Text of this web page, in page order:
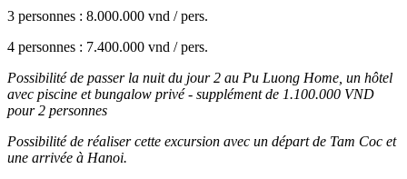
3 personnes : 8.000.000 vnd / pers.
4 personnes : 7.400.000 vnd / pers.
Possibilité de passer la nuit du jour 2 au Pu Luong Home, un hôtel
avec piscine et bungalow privé - supplément de 1.100.000 VND
pour 2 personnes
Possibilité de réaliser cette excursion avec un départ de Tam Coc et
une arrivée à Hanoi.